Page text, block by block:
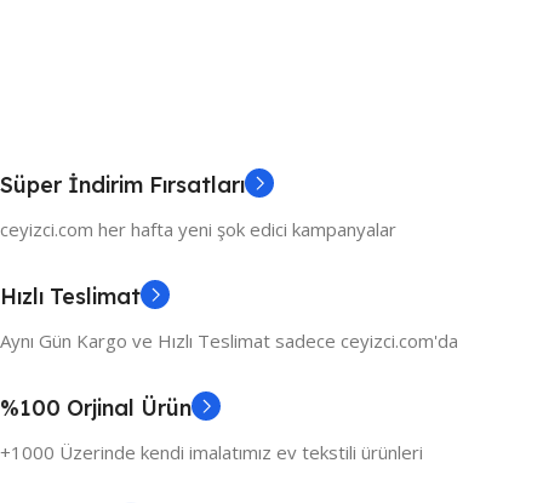
Süper İndirim Fırsatları
ceyizci.com her hafta yeni şok edici kampanyalar
Hızlı Teslimat
Aynı Gün Kargo ve Hızlı Teslimat sadece ceyizci.com'da
%100 Orjinal Ürün
+1000 Üzerinde kendi imalatımız ev tekstili ürünleri